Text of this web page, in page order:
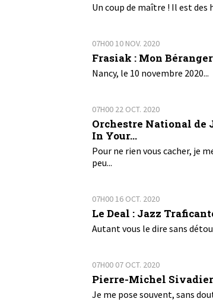
Un coup de maître ! Il est des
07H00 10 NOV. 2020
Frasiak : Mon
Nancy, le 10 novembre 2020...
07H00 22 OCT. 2020
Orchestre National de
In Your...
Pour ne rien vous cacher, je
peu...
07H00 16 OCT. 2020
Le Deal : Jazz
Autant vous le dire sans
07H00 07 OCT. 2020
Pierre-Michel
Je me pose souvent, sans